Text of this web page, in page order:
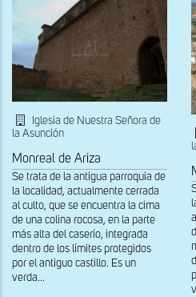
Iglesia de Nuestra Señora de
la Asunción
Monreal de Ariza
Se trata de la antigua parroquia de
la localidad, actualmente cerrada
al culto, que se encuentra la cima
de una colina rocosa, en la parte
más alta del caserío, integrada
dentro de los límites protegidos
por el antiguo castillo. Es un
verda...